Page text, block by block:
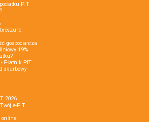
PIT
gospodarcza
19%
- Płatnik PIT
skarbowy
2026
e-PIT
online